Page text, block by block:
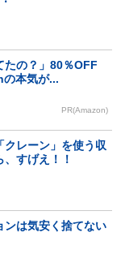
たの？」80％OFF
の本気が...
PR(Amazon)
クレーン」を使う収
すげえ！！
ンは気安く捨てない